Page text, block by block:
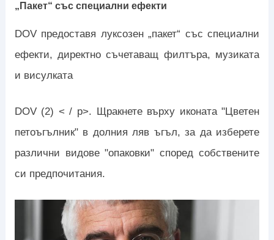
„Пакет“ със специални ефекти
DOV предоставя луксозен „пакет“ със специални
ефекти, директно съчетаващ филтъра, музиката
и висулката
DOV (2) < / p>. Щракнете върху иконата "Цветен
петоъгълник" в долния ляв ъгъл, за да изберете
различни видове "опаковки" според собствените
си предпочитания.